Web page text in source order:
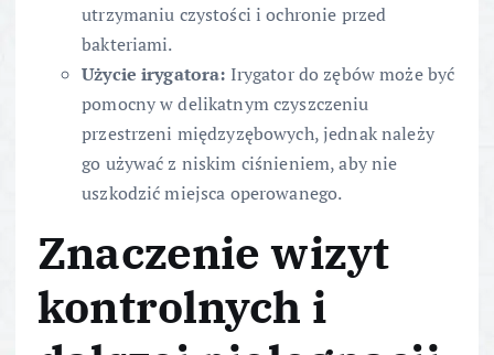
utrzymaniu czystości i ochronie przed
bakteriami.
Użycie irygatora: Irygator do zębów może być
pomocny w delikatnym czyszczeniu
przestrzeni międzyzębowych, jednak należy
go używać z niskim ciśnieniem, aby nie
uszkodzić miejsca operowanego.
Znaczenie wizyt
kontrolnych i